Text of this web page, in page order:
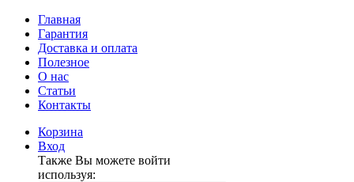
Главная
Гарантия
Доставка и оплата
Полезное
О нас
Статьи
Контакты
Корзина
Вход
Также Вы можете войти
используя: